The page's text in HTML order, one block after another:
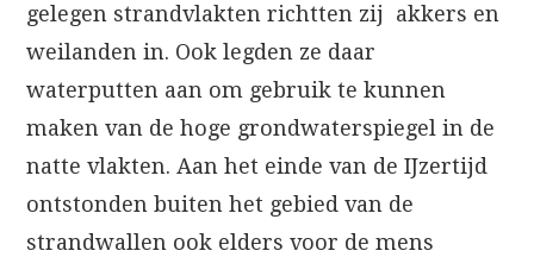
gelegen strandvlakten richtten zij akkers en
weilanden in. Ook legden ze daar
waterputten aan om gebruik te kunnen
maken van de hoge grondwaterspiegel in de
natte vlakten. Aan het einde van de IJzertijd
ontstonden buiten het gebied van de
strandwallen ook elders voor de mens